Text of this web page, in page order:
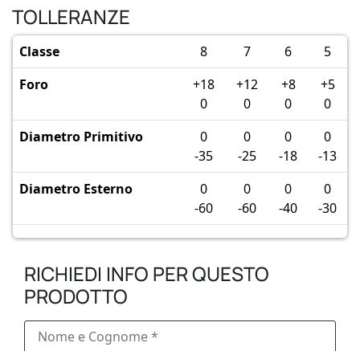
TOLLERANZE
Classe 8 7 6
5
Foro
+18
0
+12
0
+8
0
+5
0
Diametro Primitivo
0
-35
0
-25
0
-18
0
-13
Diametro Esterno
0
-60
0
-60
0
-40
0
-30
RICHIEDI INFO PER QUESTO
PRODOTTO